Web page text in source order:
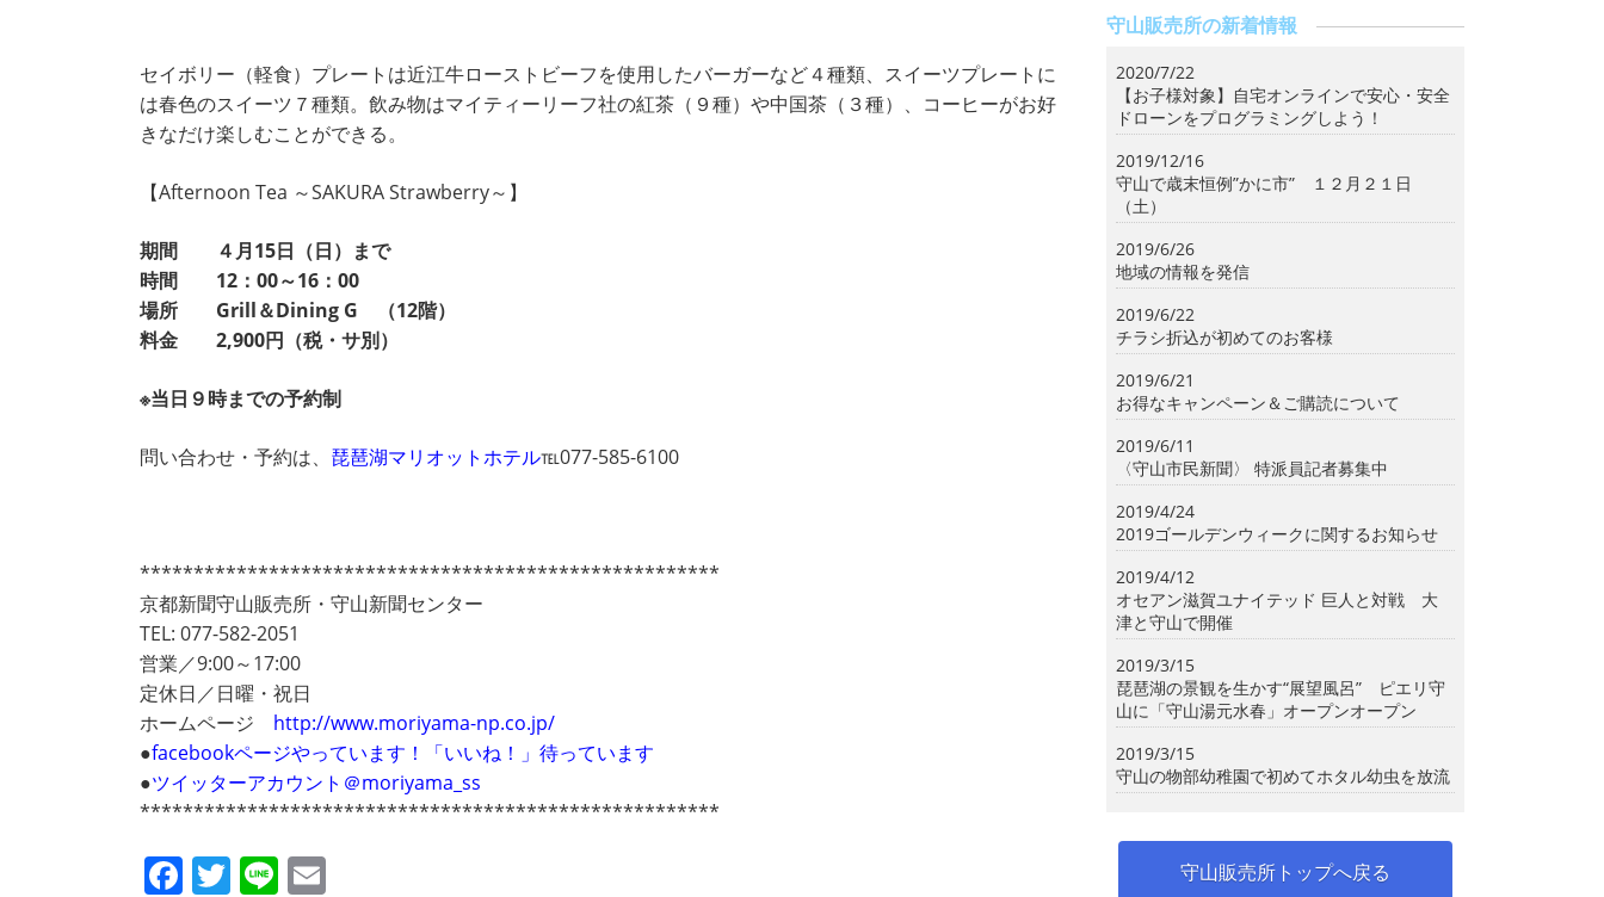
セイボリー（軽食）プレートは近江牛ローストビーフを使用したバーガーなど４種類、スイーツプレートに
は春色のスイーツ７種類。飲み物はマイティーリーフ社の紅茶（９種）や中国茶（３種）、コーヒーがお好
きなだけ楽しむことができる。
【Afternoon Tea ～SAKURA Strawberry～】
期間 ４月15日（日）まで
時間 12：00～16：00
場所 Grill＆Dining G （12階）
料金 2,900円（税・サ別）
※当日９時までの予約制
問い合わせ・予約は、 琵琶湖マリオットホテル℡077-585-6100
******************************************************
京都新聞守山販売所・守山新聞センター
TEL: 077-582-2051
営業／9:00～17:00
定休日／日曜・祝日
ホームページ http://www.moriyama-np.co.jp/
●facebookページやっています！「いいね！」待っています
●ツイッターアカウント＠moriyama_ss
******************************************************
F T Li
守山販売所の新着情報
2020/7/22
【お子様対象】自宅オンラインで安心・安全
ドローンをプログラミングしよう！
2019/12/16
守山で歳末恒例”かに市” １２月２１日
（土）
2019/6/26
地域の情報を発信
2019/6/22
チラシ折込が初めてのお客様
2019/6/21
お得なキャンペーン＆ご購読について
2019/6/11
〈守山市民新聞〉 特派員記者募集中
2019/4/24
2019ゴールデンウィークに関するお知らせ
2019/4/12
オセアン滋賀ユナイテッド 巨人と対戦 大
津と守山で開催
2019/3/15
琵琶湖の景観を生かす“展望風呂” ピエリ守
山に「守山湯元水春」オープンオープン
2019/3/15
守山の物部幼稚園で初めてホタル幼虫を放流
守山販売所トップへ戻る